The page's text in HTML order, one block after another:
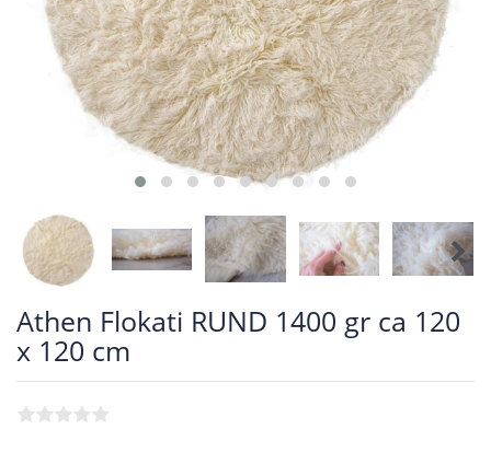
Athen Flokati RUND 1400 gr ca 120
x 120 cm